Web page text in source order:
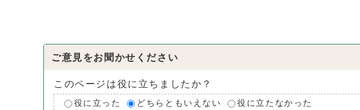
ご意見をお聞かせください
このページは役に立ちましたか？
役に立った どちらともいえない 役に立たなかった